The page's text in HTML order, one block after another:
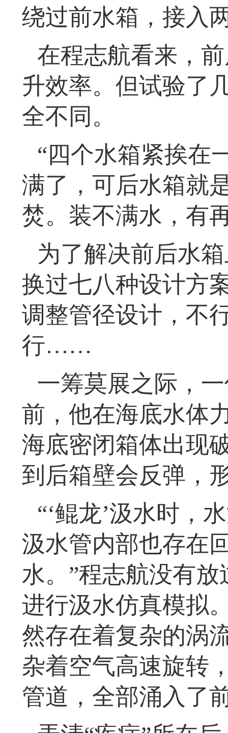
绕过前水箱，接入
在程志航看来，
升效率。但试验了
全不同。
“四个水箱紧挨在
满了，可后水箱就
焚。装不满水，有
为了解决前后水
换过七八种设计方
调整管径设计，不
行……
一筹莫展之际，
前，他在海底水体
海底密闭箱体出现
到后箱壁会反弹，
“‘鲲龙’汲水时，
汲水管内部也存在
水。”程志航没有
进行汲水仿真模拟
然存在着复杂的涡
杂着空气高速旋转
管道，全部涌入了